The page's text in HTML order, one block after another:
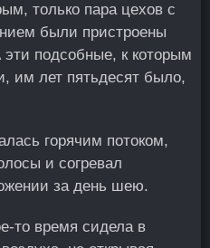
только пара цехов с
были пристроены
подсобные, к которым
им лет пятьдесят было,
горячим потоком,
и согревал
за день шею.
то время сидела в